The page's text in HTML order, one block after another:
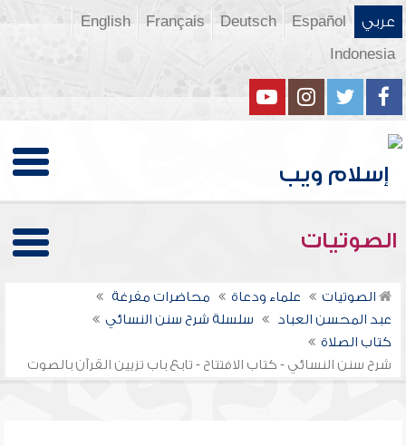
عربي Español
Deutsch
Français
English
Indonesia
الصوتيات
الصوتيات علماء ودعاة
محاضرات مفرغة
عبد المحسن العباد
سلسلة شرح سنن النسائي
كتاب الصلاة
شرح سنن النسائي - كتاب الافتتاح - تابع باب تزيين القرآن بالصوت